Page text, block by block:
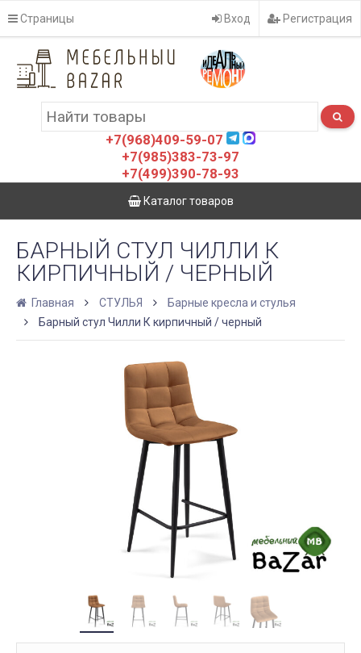
Страницы Вход Регистрация
+7(968)409-59-07
+7(985)383-73-97
+7(499)390-78-93
Каталог товаров
БАРНЫЙ СТУЛ ЧИЛЛИ К
КИРПИЧНЫЙ / ЧЕРНЫЙ
Главная СТУЛЬЯ
Барные кресла и стулья
Барный стул Чилли К кирпичный / черный